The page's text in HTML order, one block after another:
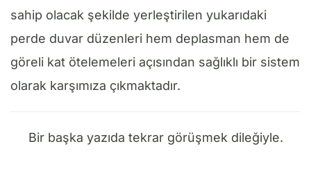
sahip olacak şekilde yerleştirilen yukarıdaki
perde duvar düzenleri hem deplasman hem de
göreli kat ötelemeleri açısından sağlıklı bir sistem
olarak karşımıza çıkmaktadır.
Bir başka yazıda tekrar görüşmek dileğiyle.